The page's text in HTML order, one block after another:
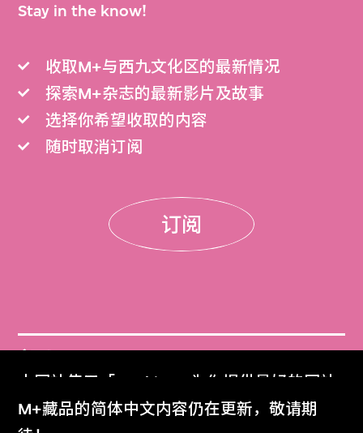
本网站使用「Cookies」为你提供最好的网站
体验。
M+藏品的简体中文内容仍在更新，敬请期
Stay in the know!
收取M+与西九文化区的最新情况
探索M+杂志的最新影片及故事
选择你希望收取的内容
随时取消订阅
订阅
门票
Get Tickets